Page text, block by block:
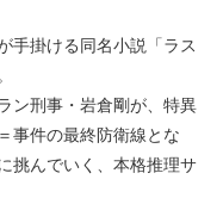
手掛ける同名小説「ラス
ン刑事・岩倉剛が、特異
事件の最終防衛線とな
挑んでいく、本格推理サ